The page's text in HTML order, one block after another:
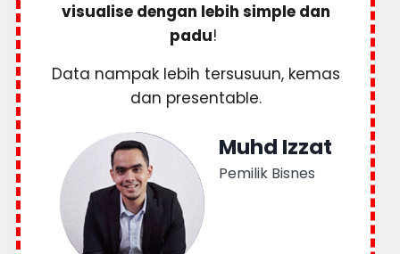
visualise dengan lebih simple dan
padu!
Data nampak lebih tersusuun, kemas
dan presentable.
Muhd Izzat
Pemilik Bisnes